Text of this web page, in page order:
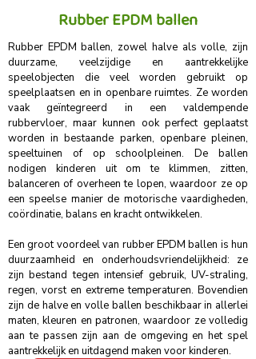
Rubber EPDM ballen
Rubber EPDM ballen, zowel halve als volle, zijn
duurzame, veelzijdige en aantrekkelijke
speelobjecten die veel worden gebruikt op
speelplaatsen en in openbare ruimtes. Ze worden
vaak geïntegreerd in een valdempende
rubbervloer, maar kunnen ook perfect geplaatst
worden in bestaande parken, openbare pleinen,
speeltuinen of op schoolpleinen. De ballen
nodigen kinderen uit om te klimmen, zitten,
balanceren of overheen te lopen, waardoor ze op
een speelse manier de motorische vaardigheden,
coördinatie, balans en kracht ontwikkelen.
Een groot voordeel van rubber EPDM ballen is hun
duurzaamheid en onderhoudsvriendelijkheid: ze
zijn bestand tegen intensief gebruik, UV-straling,
regen, vorst en extreme temperaturen. Bovendien
zijn de halve en volle ballen beschikbaar in allerlei
maten, kleuren en patronen, waardoor ze volledig
aan te passen zijn aan de omgeving en het spel
aantrekkelijk en uitdagend maken voor kinderen.